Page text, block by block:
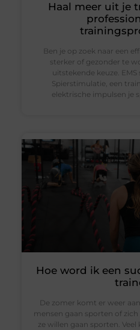
Haal meer uit je
Ben je op zoek naar een
sterker of gezonder te
uitstekende keuze.
Spierstimulatie, een
elektrische impulsen je
Hoe word ik een
De zomer komt er weer
mensen gaan sporten of
ze willen gaan sporten.